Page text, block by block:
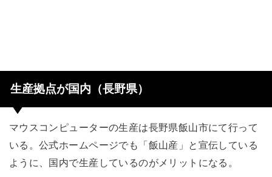
生産拠点が国内（長野県）
マウスコンピューターの生産は長野県飯山市にて行って
いる。公式ホームページでも「飯山産」と宣伝している
ように、国内で生産しているのがメリットになる。